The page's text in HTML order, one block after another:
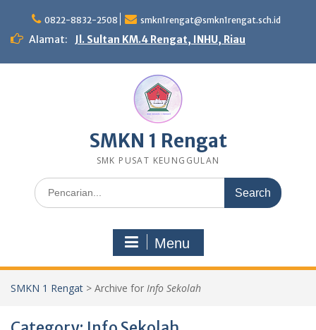
content
0822-8832-2508 smkn1rengat@smkn1rengat.sch.id
Alamat: Jl. Sultan KM.4 Rengat, INHU, Riau
SMKN 1 Rengat
SMK PUSAT KEUNGGULAN
Search
for:
Menu
SMKN 1 Rengat > Archive for Info Sekolah